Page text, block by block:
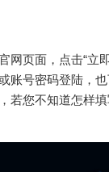
网页面，点击“立
账号密码登陆，也
若您不知道怎样